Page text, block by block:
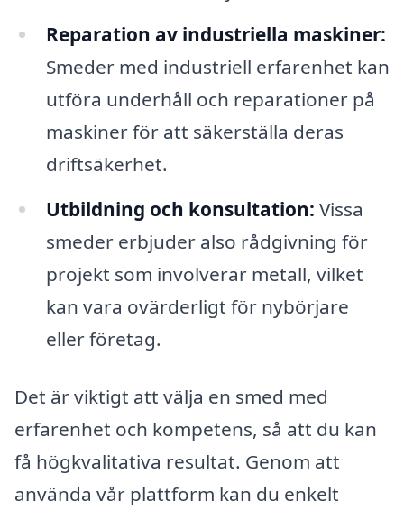
Reparation av industriella maskiner:
Smeder med industriell erfarenhet kan
utföra underhåll och reparationer på
maskiner för att säkerställa deras
driftsäkerhet.
Utbildning och konsultation: Vissa
smeder erbjuder also rådgivning för
projekt som involverar metall, vilket
kan vara ovärderligt för nybörjare
eller företag.
Det är viktigt att välja en smed med
erfarenhet och kompetens, så att du kan
få högkvalitativa resultat. Genom att
använda vår plattform kan du enkelt